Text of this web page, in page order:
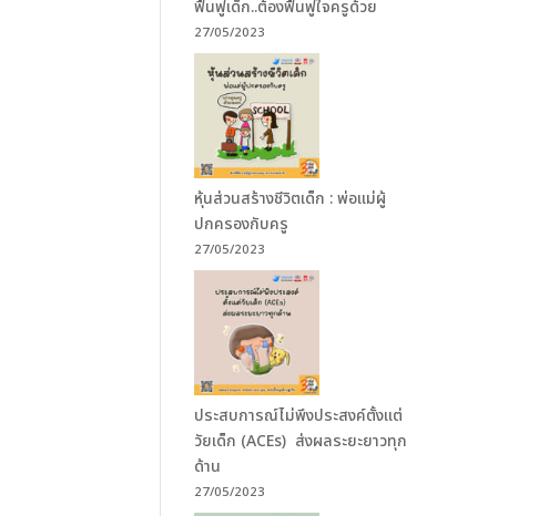
ฟื้นฟูเด็ก..ต้องฟื้นฟูใจครูด้วย
27/05/2023
หุ้นส่วนสร้างชีวิตเด็ก : พ่อแม่ผู้
ปกครองกับครู
27/05/2023
ประสบการณ์ไม่พึงประสงค์ตั้งแต่
วัยเด็ก (ACEs) ส่งผลระยะยาวทุก
ด้าน
27/05/2023